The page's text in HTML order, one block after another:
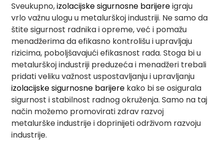
Sveukupno,izolacijske sigurnosne barijereigraju
vrlo važnu ulogu u metalurškoj industriji. Ne samo da
štite sigurnost radnika i opreme, već i pomažu
menadžerima da efikasno kontrolišu i upravljaju
rizicima, poboljšavajući efikasnost rada. Stoga bi u
metalurškoj industriji preduzeća i menadžeri trebali
pridati veliku važnost uspostavljanju i upravljanju
izolacijske sigurnosne barijere kako bi se osigurala
sigurnost i stabilnost radnog okruženja. Samo na taj
način možemo promovirati zdrav razvoj
metalurške industrije i doprinijeti održivom razvoju
industrije.